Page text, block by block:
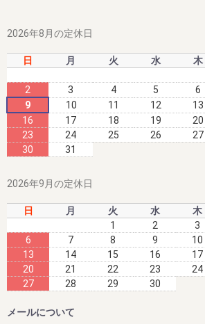
夏のお買い得企画 ～夏のダブル企画のご
毎年大好評をいただいてる梅企画です。
期間は８月末まで。
2023/06/09
新梅ご予約開始！ ～夏のダブル企画のご
だ、紀州南高梅 しそ漬け 1.2kg。
いつもご愛顧いただいている皆様に、い
い!!
そんな想いで、今年も早期ご予約スタート!!!!
2026年8月の定休日
日 月 火 水 木
2
3 4 5 6
9
10 11 12 13
16
17 18 19 20
23
24 25 26 27
30
31
2026年9月の定休日
日 月 火 水 木
1
2 3
6
7 8 9 10
13
14 15 16 17
20
21 22 23 24
27
28 29 30
メールについて